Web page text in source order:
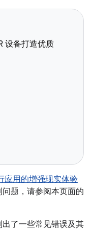
设备打造优质
应用的增强现实体验
题，请参阅本页面的
了一些常见错误及其